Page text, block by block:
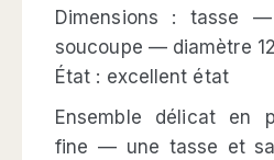
Dimensions : tasse
soucoupe — diamètre
État : excellent état
Ensemble délicat en
fine — une tasse et sa